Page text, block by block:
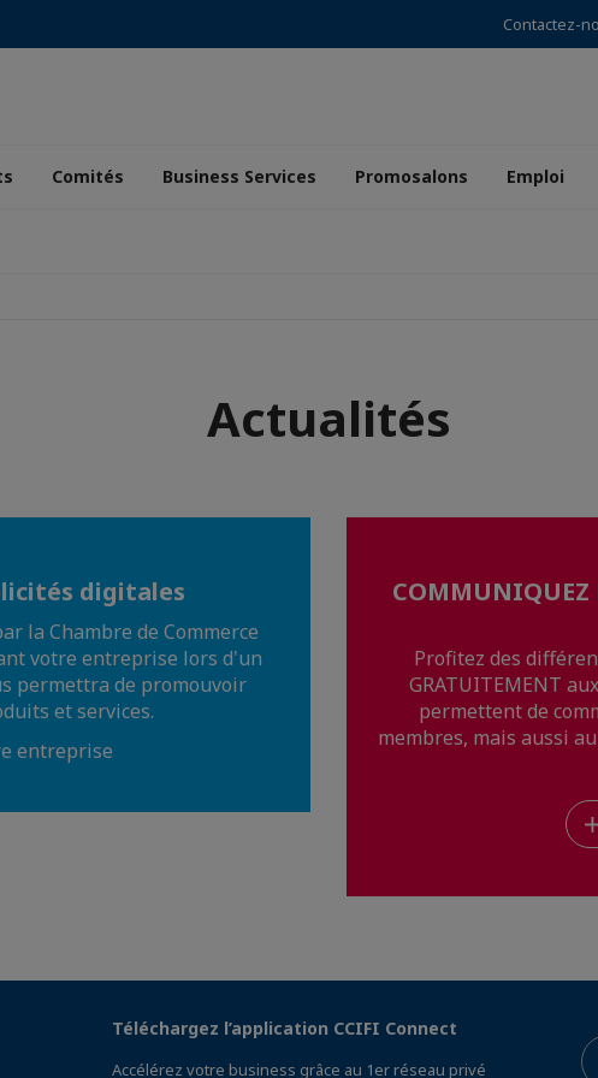
Contactez-
Comités Business Services Promosalons Emploi
Actualités
digitales
la Chambre de Commerce
votre entreprise lors d'un
permettra de promouvoir
et services.
entreprise
COMMUNIQUEZ
Profitez des
GRATUITEMENT
permettent de
membres, mais aussi
Téléchargez l’application CCIFI Connect
Accélérez votre business grâce au 1er réseau privé